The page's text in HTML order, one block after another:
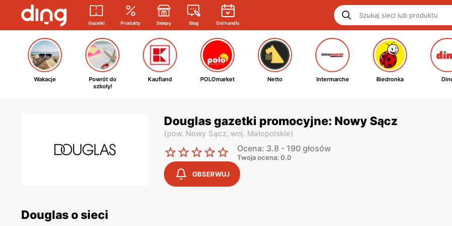
Gazetki Produkty Sklepy Blog Dni handlu
Wakacje
Powrót do
szkoły!
Kaufland POLOmarket Netto Intermarche Biedronka
Douglas gazetki promocyjne: Nowy Sącz
(pow. Nowy Sącz, woj. Małopolskie)
Ocena: 3.8 - 190 głosów
Twoja ocena: 0.0
OBSERWUJ
Douglas o sieci